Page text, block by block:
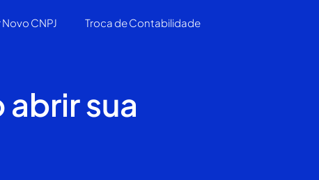
CNPJ Troca de Contabilidade
sua